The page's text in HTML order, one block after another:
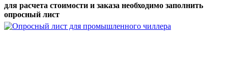
для расчета стоимости и заказа необходимо заполнить
опросный лист